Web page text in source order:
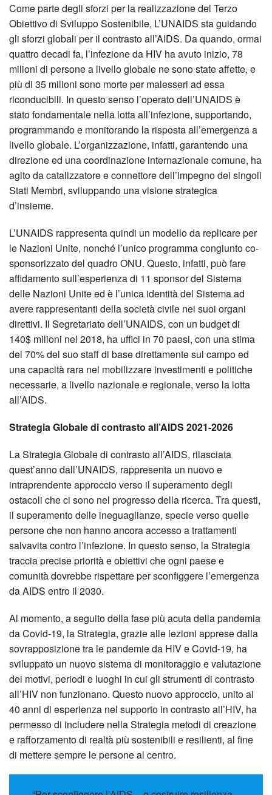
Come parte degli sforzi per la realizzazione del Terzo
Obiettivo di Sviluppo Sostenibile, L’UNAIDS sta guidando
gli sforzi globali per il contrasto all’AIDS. Da quando, ormai
quattro decadi fa, l’infezione da HIV ha avuto inizio, 78
milioni di persone a livello globale ne sono state affette, e
più di 35 milioni sono morte per malesseri ad essa
riconducibili. In questo senso l’operato dell’UNAIDS è
stato fondamentale nella lotta all’infezione, supportando,
programmando e monitorando la risposta all’emergenza a
livello globale. L’organizzazione, infatti, garantendo una
direzione ed una coordinazione internazionale comune, ha
agito da catalizzatore e connettore dell’impegno dei singoli
Stati Membri, sviluppando una visione strategica
d’insieme.
L’UNAIDS rappresenta quindi un modello da replicare per
le Nazioni Unite, nonché l’unico programma congiunto co-
sponsorizzato del quadro ONU. Questo, infatti, può fare
affidamento sull’esperienza di 11 sponsor del Sistema
delle Nazioni Unite ed è l’unica identità del Sistema ad
avere rappresentanti della società civile nei suoi organi
direttivi. Il Segretariato dell’UNAIDS, con un budget di
140$ milioni nel 2018, ha uffici in 70 paesi, con una stima
del 70% del suo staff di base direttamente sul campo ed
una capacità rara nel mobilizzare investimenti e politiche
necessarie, a livello nazionale e regionale, verso la lotta
all’AIDS.
Strategia Globale di contrasto all’AIDS 2021-2026
La Strategia Globale di contrasto all’AIDS, rilasciata
quest’anno dall’UNAIDS, rappresenta un nuovo e
intraprendente approccio verso il superamento degli
ostacoli che ci sono nel progresso della ricerca. Tra questi,
il superamento delle ineguaglianze, specie verso quelle
persone che non hanno ancora accesso a trattamenti
salvavita contro l’infezione. In questo senso, la Strategia
traccia precise priorità e obiettivi che ogni paese e
comunità dovrebbe rispettare per sconfiggere l’emergenza
da AIDS entro il 2030.
Al momento, a seguito della fase più acuta della pandemia
da Covid-19, la Strategia, grazie alle lezioni apprese dalla
sovrapposizione tra le pandemie da HIV e Covid-19, ha
sviluppato un nuovo sistema di monitoraggio e valutazione
dei motivi, periodi e luoghi in cui gli strumenti di contrasto
all’HIV non funzionano. Questo nuovo approccio, unito ai
40 anni di esperienza nel supporto in contrasto all’HIV, ha
permesso di includere nella Strategia metodi di creazione
e rafforzamento di realtà più sostenibili e resilienti, al fine
di mettere sempre le persone al centro.